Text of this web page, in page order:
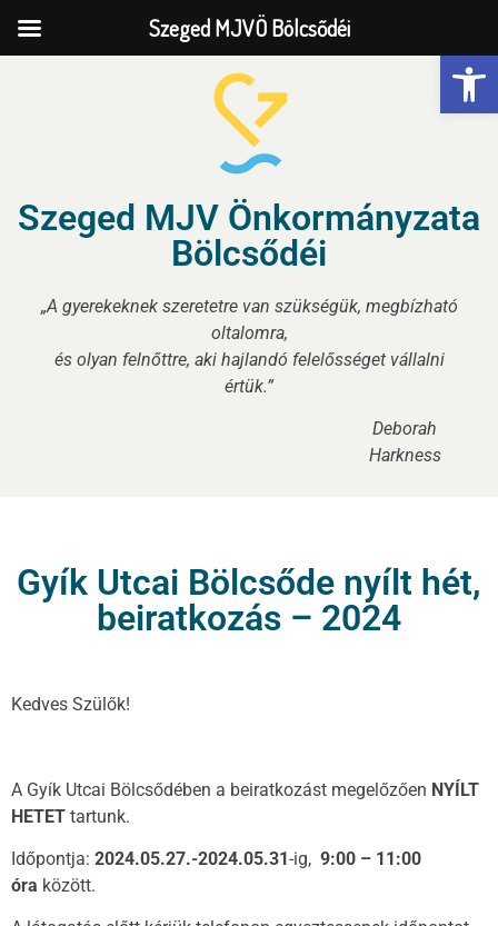
Szeged MJV Önkormányzata
Bölcsődéi
„A gyerekeknek szeretetre van szükségük, megbízható
oltalomra,
és olyan felnőttre, aki hajlandó felelősséget vállalni
értük.”
Deborah
Harkness
Gyík Utcai Bölcsőde nyílt hét,
beiratkozás – 2024
Kedves Szülők!
A Gyík Utcai Bölcsődében a beiratkozást megelőzően NYÍLT
HETET tartunk.
Időpontja: 2024.05.27.-2024.05.31-ig, 9:00 – 11:00
óra között.
Szeged MJVÖ Bölcsődéi